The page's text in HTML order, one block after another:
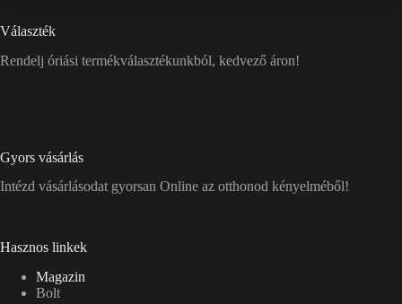
Választék
Rendelj óriási termékválasztékunkból, kedvező áron!
Gyors vásárlás
Intézd vásárlásodat gyorsan Online az otthonod kényelméből!
Hasznos linkek
Magazin
Bolt